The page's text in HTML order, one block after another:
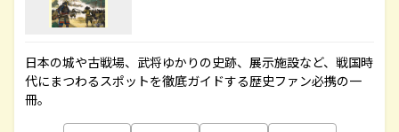
日本の城や古戦場、武将ゆかりの史跡、展示施設など、戦国時
代にまつわるスポットを徹底ガイドする歴史ファン必携の一
冊。